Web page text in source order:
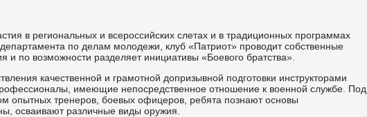
в региональных и всероссийских слетах и в традиционных программах
департамента по делам молодежи, клуб «Патриот» проводит собственные
и по возможности разделяет инициативы «Боевого братства».
качественной и грамотной допризывной подготовки инструкторами
имеющие непосредственное отношение к военной службе. Под
опытных тренеров, боевых офицеров, ребята познают основы
осваивают различные виды оружия.